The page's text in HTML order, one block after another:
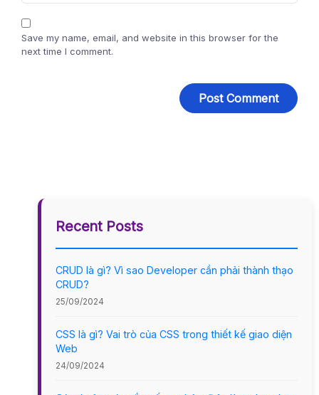
Save my name, email, and website in this browser for the
next time I comment.
Recent Posts
CRUD là gì? Vì sao Developer cần phải thành thạo
CRUD?
25/09/2024
CSS là gì? Vai trò của CSS trong thiết kế giao diện
Web
24/09/2024